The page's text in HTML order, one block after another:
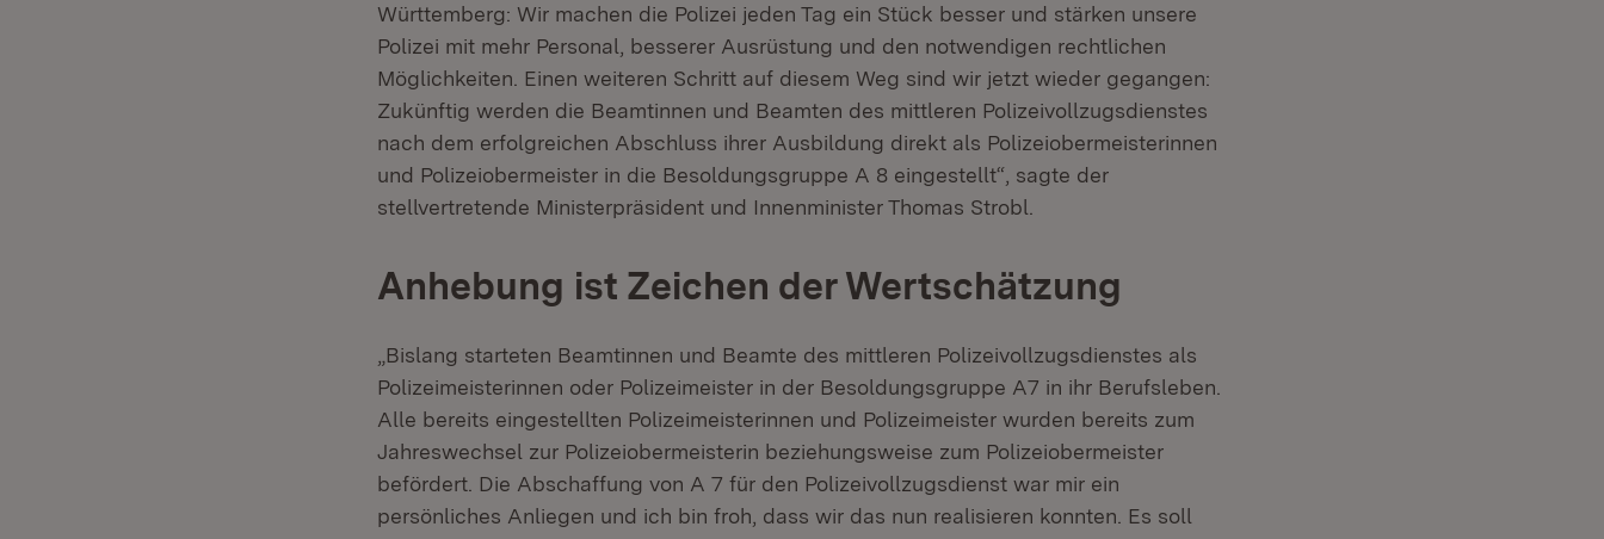
Württemberg: Wir machen die Polizei jeden Tag ein Stück besser und stärken unsere
Polizei mit mehr Personal, besserer Ausrüstung und den notwendigen rechtlichen
Möglichkeiten. Einen weiteren Schritt auf diesem Weg sind wir jetzt wieder gegangen:
Zukünftig werden die Beamtinnen und Beamten des mittleren Polizeivollzugsdienstes
nach dem erfolgreichen Abschluss ihrer Ausbildung direkt als Polizeiobermeisterinnen
und Polizeiobermeister in die Besoldungsgruppe A 8 eingestellt“, sagte der
stellvertretende Ministerpräsident und Innenminister Thomas Strobl.
Anhebung ist Zeichen der Wertschätzung
„Bislang starteten Beamtinnen und Beamte des mittleren Polizeivollzugsdienstes als
Polizeimeisterinnen oder Polizeimeister in der Besoldungsgruppe A7 in ihr Berufsleben.
Alle bereits eingestellten Polizeimeisterinnen und Polizeimeister wurden bereits zum
Jahreswechsel zur Polizeiobermeisterin beziehungsweise zum Polizeiobermeister
befördert. Die Abschaffung von A 7 für den Polizeivollzugsdienst war mir ein
persönliches Anliegen und ich bin froh, dass wir das nun realisieren konnten. Es soll